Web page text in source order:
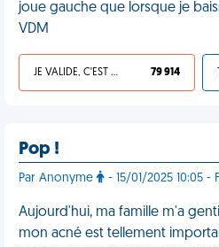
joue gauche que lorsque je
VDM
JE VALIDE, C'EST UNE VDM 79 914
Pop !
Par Anonyme - 15/01/2025 10:05 -
Aujourd'hui, ma famille m'a
mon acné est tellement